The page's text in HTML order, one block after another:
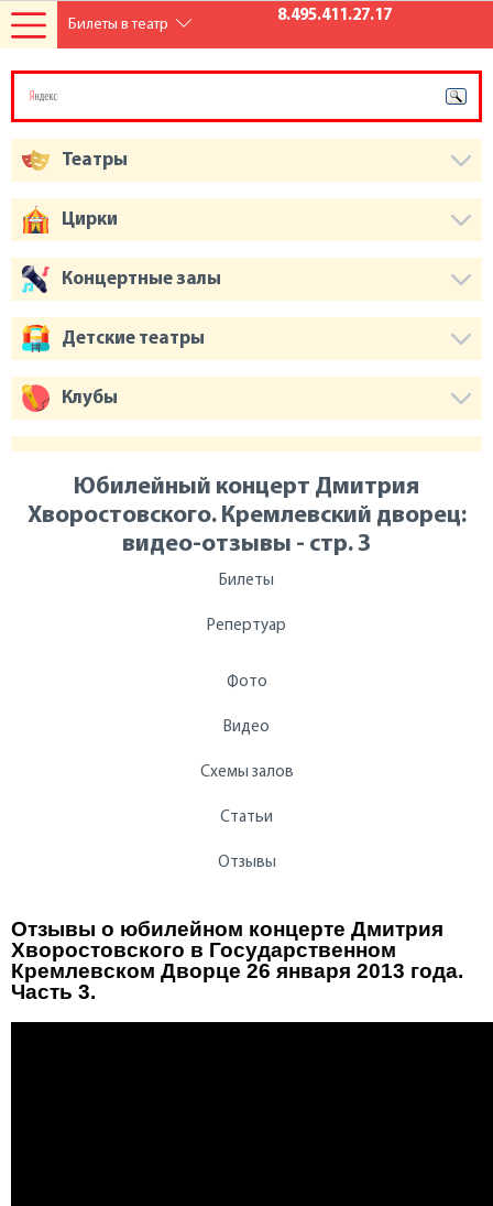
8.495.411.27.17
Юбилейный концерт Дмитрия
Хворостовского. Кремлевский дворец:
видео-отзывы - стр. 3
Билеты
Репертуар
Фото
Видео
Схемы залов
Статьи
Отзывы
Отзывы о юбилейном концерте Дмитрия
Хворостовского в Государственном
Кремлевском Дворце 26 января 2013 года.
Часть 3.
Театры
Цирки
Концертные залы
Детские театры
Клубы
Билеты в театр